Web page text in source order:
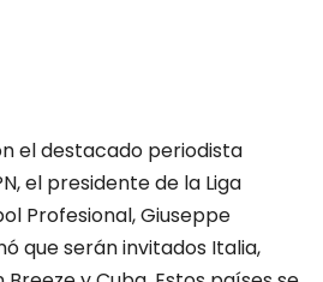
el destacado periodista
el presidente de la Liga
Profesional, Giuseppe
que serán invitados Italia,